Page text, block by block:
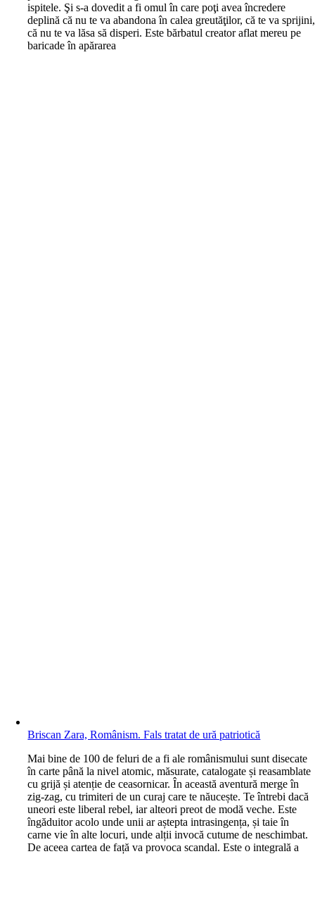
ispitele. Şi s-a dovedit a fi omul în care poţi avea încredere
deplină că nu te va abandona în calea greutăţilor, că te va sprijini,
că nu te va lăsa să disperi. Este bărbatul creator aflat mereu pe
baricade în apărarea
Briscan Zara, Românism. Fals tratat de ură patriotică
Mai bine de 100 de feluri de a fi ale românismului sunt disecate
în carte până la nivel atomic, măsurate, catalogate și reasamblate
cu grijă și atenție de ceasornicar. În această aventură merge în
zig-zag, cu trimiteri de un curaj care te năucește. Te întrebi dacă
uneori este liberal rebel, iar alteori preot de modă veche. Este
îngăduitor acolo unde unii ar aștepta intrasingența, și taie în
carne vie în alte locuri, unde alții invocă cutume de neschimbat.
De aceea cartea de față va provoca scandal. Este o integrală a